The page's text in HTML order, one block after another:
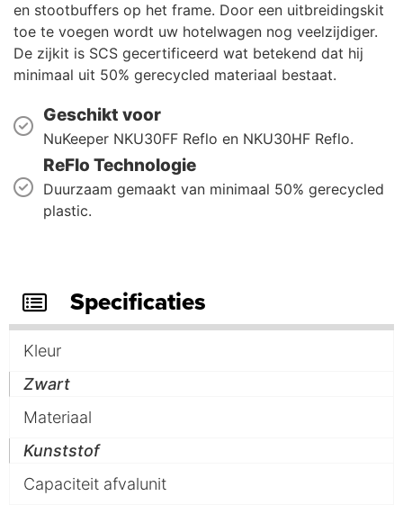
en stootbuffers op het frame. Door een uitbreidingskit
toe te voegen wordt uw hotelwagen nog veelzijdiger.
De zijkit is SCS gecertificeerd wat betekend dat hij
minimaal uit 50% gerecycled materiaal bestaat.
Geschikt voor
NuKeeper NKU30FF Reflo en NKU30HF Reflo.
ReFlo Technologie
Duurzaam gemaakt van minimaal 50% gerecycled
plastic.
Specificaties
Kleur
Zwart
Materiaal
Kunststof
Capaciteit afvalunit